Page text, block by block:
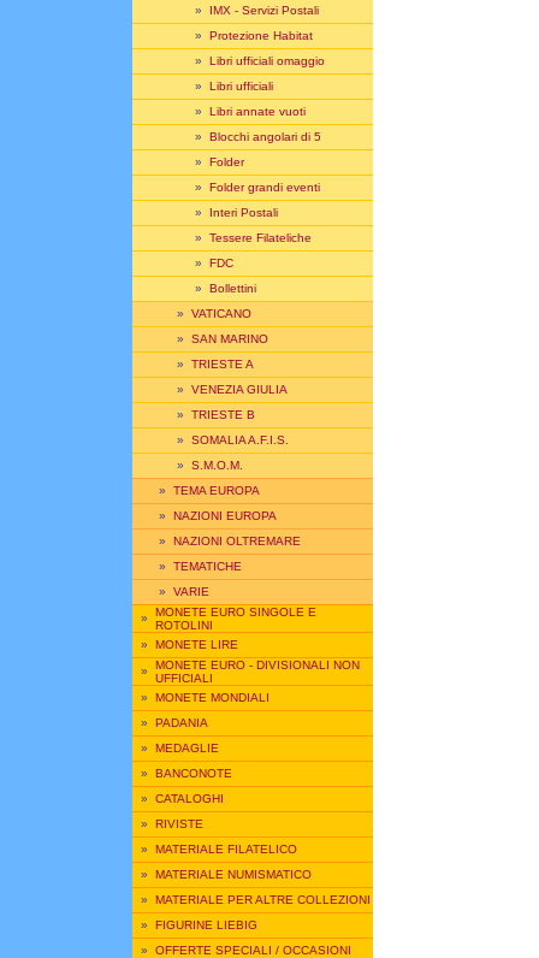
» IMX - Servizi Postali
» Protezione Habitat
» Libri ufficiali omaggio
» Libri ufficiali
» Libri annate vuoti
» Blocchi angolari di 5
» Folder
» Folder grandi eventi
» Interi Postali
» Tessere Filateliche
» FDC
» Bollettini
» VATICANO
» SAN MARINO
» TRIESTE A
» VENEZIA GIULIA
» TRIESTE B
» SOMALIA A.F.I.S.
» S.M.O.M.
» TEMA EUROPA
» NAZIONI EUROPA
» NAZIONI OLTREMARE
» TEMATICHE
» VARIE
» MONETE EURO SINGOLE E
ROTOLINI
» MONETE LIRE
» MONETE EURO - DIVISIONALI NON
UFFICIALI
» MONETE MONDIALI
» PADANIA
» MEDAGLIE
» BANCONOTE
» CATALOGHI
» RIVISTE
» MATERIALE FILATELICO
» MATERIALE NUMISMATICO
» MATERIALE PER ALTRE COLLEZIONI
» FIGURINE LIEBIG
» OFFERTE SPECIALI / OCCASIONI